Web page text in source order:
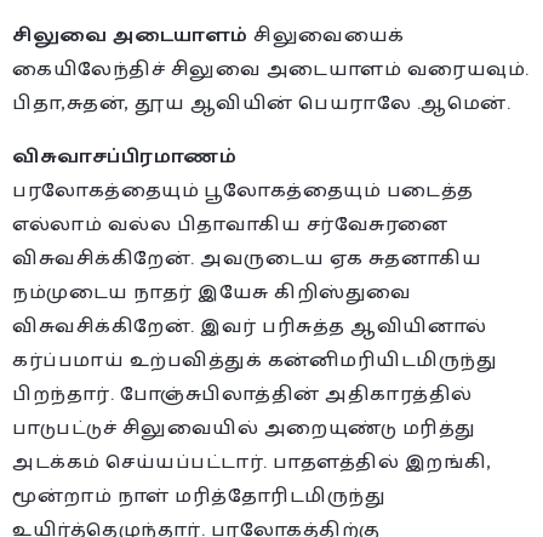
சிலுவை அடையாளம் சிலுவையைக்
கையிலேந்திச் சிலுவை அடையாளம் வரையவும்.
பிதா,சுதன், தூய ஆவியின் பெயராலே .ஆமென்.
விசுவாசப்பிரமாணம்
பரலோகத்தையும் பூலோகத்தையும் படைத்த
எல்லாம் வல்ல பிதாவாகிய சர்வேசுரனை
விசுவசிக்கிறேன். அவருடைய ஏக சுதனாகிய
நம்முடைய நாதர் இயேசு கிறிஸ்துவை
விசுவசிக்கிறேன். இவர் பரிசுத்த ஆவியினால்
கர்ப்பமாய் உற்பவித்துக் கன்னிமரியிடமிருந்து
பிறந்தார். போஞ்சுபிலாத்தின் அதிகாரத்தில்
பாடுபட்டுச் சிலுவையில் அறையுண்டு மரித்து
அடக்கம் செய்யப்பட்டார். பாதளத்தில் இறங்கி,
மூன்றாம் நாள் மரித்தோரிடமிருந்து
உயிர்த்தெழுந்தார். பரலோகத்திற்கு